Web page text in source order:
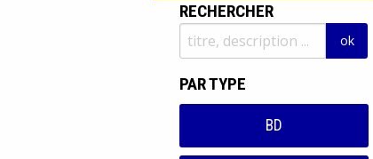
RECHERCHER
PAR TYPE
BD